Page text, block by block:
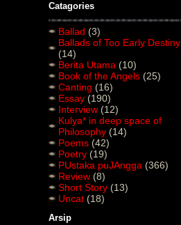
Catagories
Ballad (3)
Ballads of Too Early Destiny
(14)
Berita Utama (10)
Book of the Angels (25)
Canting (16)
Essay (190)
Interview (12)
Kulya* in deep space of
Philosophy (14)
Poems (42)
Poetry (19)
PUstaka puJAngga (366)
Review (8)
Short Story (13)
Uncat (18)
Arsip